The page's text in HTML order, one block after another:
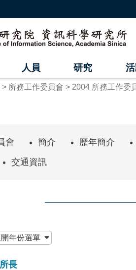
人員 研究
所務工作委員會 2004 所務工作委
會 簡介 歷年簡介
交通資訊
年份選單
長